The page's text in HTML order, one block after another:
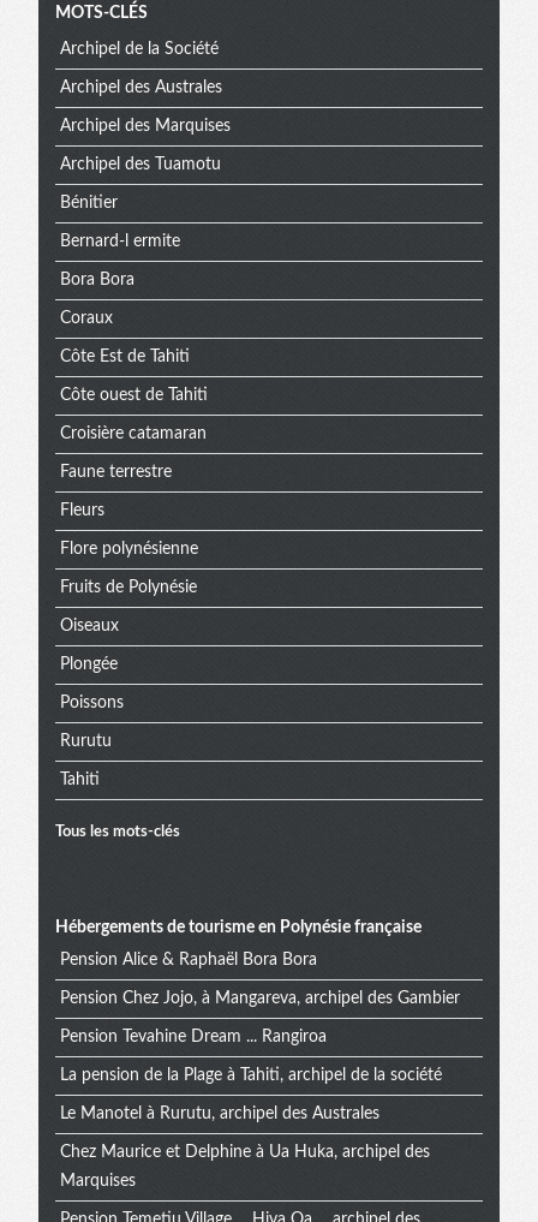
Menu
extra
MOTS-CLÉS
Archipel de la Société
Archipel des Australes
Archipel des Marquises
Archipel des Tuamotu
Bénitier
Bernard-l ermite
Bora Bora
Coraux
Côte Est de Tahiti
Côte ouest de Tahiti
Croisière catamaran
Faune terrestre
Fleurs
Flore polynésienne
Fruits de Polynésie
Oiseaux
Plongée
Poissons
Rurutu
Tahiti
Tous les mots-clés
Hébergements de tourisme en Polynésie française
Pension Alice & Raphaël Bora Bora
Pension Chez Jojo, à Mangareva, archipel des Gambier
Pension Tevahine Dream ... Rangiroa
La pension de la Plage à Tahiti, archipel de la société
Le Manotel à Rurutu, archipel des Australes
Chez Maurice et Delphine à Ua Huka, archipel des
Marquises